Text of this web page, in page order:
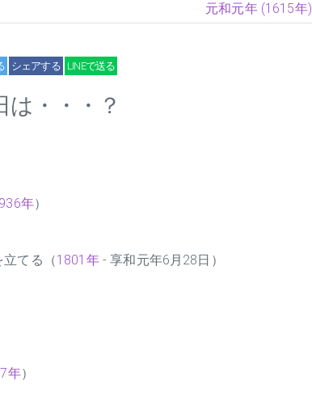
元和元年 (1615年)
シェアする LINEで送る
は・・・？
936年）
てる（1801年- 享和元年6月28日）
年）